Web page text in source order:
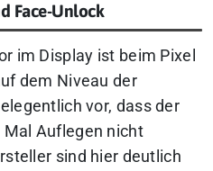
Face-Unlock
im Display ist beim Pixel
dem Niveau der
vor, dass der
Auflegen nicht
sind hier deutlich